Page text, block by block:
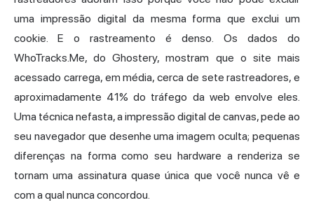
uma impressão digital da mesma forma que exclui um
cookie. E o rastreamento é denso. Os dados do
WhoTracks.Me, do Ghostery, mostram que o site mais
acessado carrega, em média, cerca de sete rastreadores, e
aproximadamente 41% do tráfego da web envolve eles.
Uma técnica nefasta, a impressão digital de canvas, pede ao
seu navegador que desenhe uma imagem oculta; pequenas
diferenças na forma como seu hardware a renderiza se
tornam uma assinatura quase única que você nunca vê e
com a qual nunca concordou.